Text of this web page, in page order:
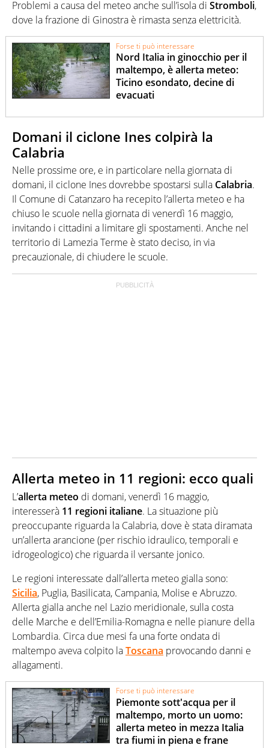
Problemi a causa del meteo anche sull’isola di Stromboli,
dove la frazione di Ginostra è rimasta senza elettricità.
Forse ti può interessare
Nord Italia in ginocchio per il
maltempo, è allerta meteo:
Ticino esondato, decine di
evacuati
Domani il ciclone Ines colpirà la
Calabria
Nelle prossime ore, e in particolare nella giornata di
domani, il ciclone Ines dovrebbe spostarsi sulla Calabria.
Il Comune di Catanzaro ha recepito l’allerta meteo e ha
chiuso le scuole nella giornata di venerdì 16 maggio,
invitando i cittadini a limitare gli spostamenti. Anche nel
territorio di Lamezia Terme è stato deciso, in via
precauzionale, di chiudere le scuole.
Allerta meteo in 11 regioni: ecco quali
L’allerta meteo di domani, venerdì 16 maggio,
interesserà 11 regioni italiane. La situazione più
preoccupante riguarda la Calabria, dove è stata diramata
un’allerta arancione (per rischio idraulico, temporali e
idrogeologico) che riguarda il versante jonico.
Le regioni interessate dall’allerta meteo gialla sono:
Sicilia, Puglia, Basilicata, Campania, Molise e Abruzzo.
Allerta gialla anche nel Lazio meridionale, sulla costa
delle Marche e dell’Emilia-Romagna e nelle pianure della
Lombardia. Circa due mesi fa una forte ondata di
maltempo aveva colpito laToscana provocando danni e
allagamenti.
Forse ti può interessare
Piemonte sott'acqua per il
maltempo, morto un uomo:
allerta meteo in mezza Italia
tra fiumi in piena e frane